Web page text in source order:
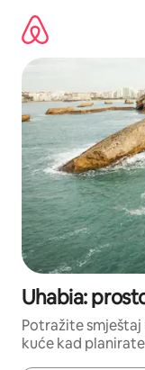
sadržaj
Uhabia:
Potražite
kuće kad